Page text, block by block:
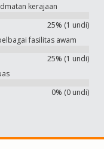
kerajaan
25% (1 undi)
fasilitas awam
25% (1 undi)
0% (0 undi)